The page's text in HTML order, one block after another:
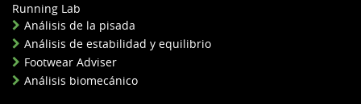
Running Lab
Análisis de la pisada
Análisis de estabilidad y equilibrio
Footwear Adviser
Análisis biomecánico